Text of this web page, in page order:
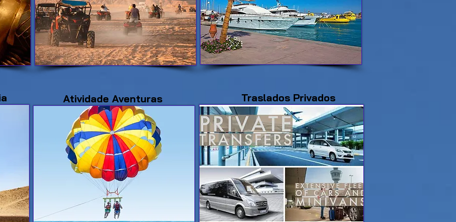
Atividade Aventuras Traslados Privados